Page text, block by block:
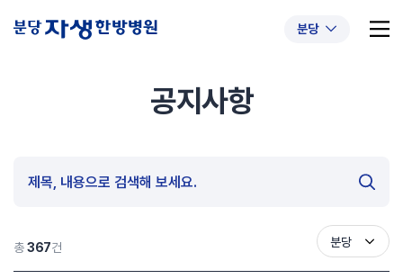
분당
공지사항
총367건 분당